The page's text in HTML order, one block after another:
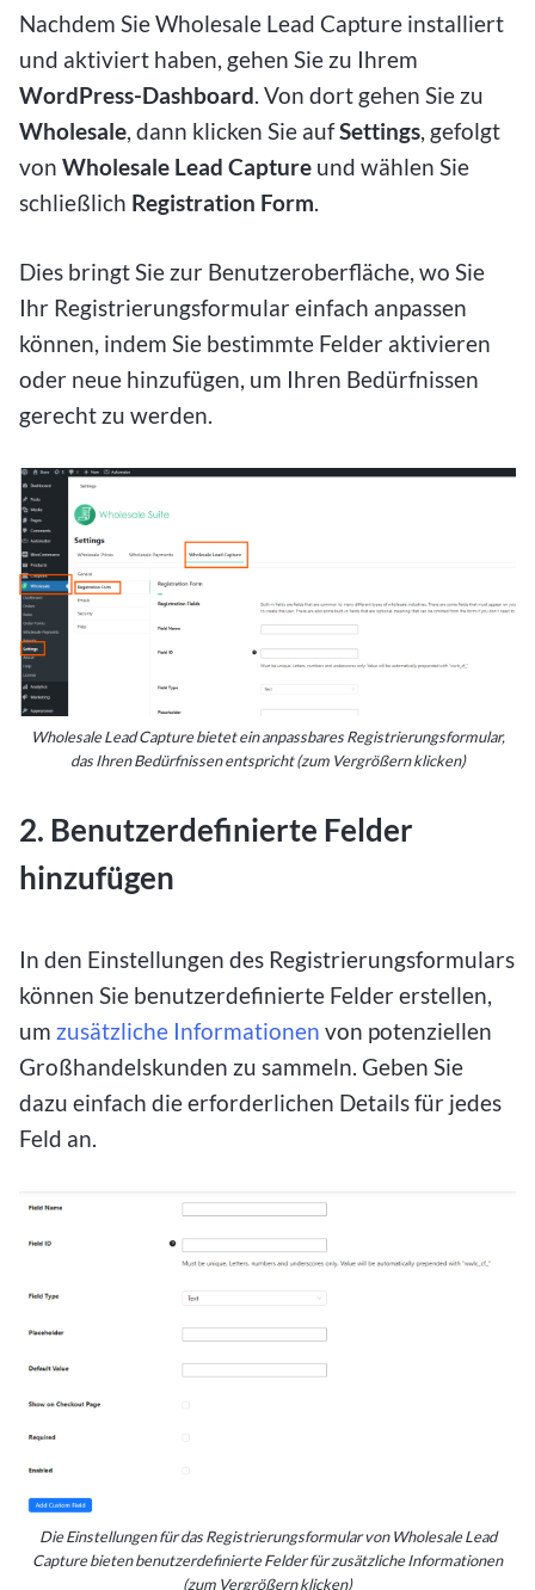
Nachdem Sie Wholesale Lead Capture installiert
und aktiviert haben, gehen Sie zu Ihrem
WordPress-Dashboard. Von dort gehen Sie zu
Wholesale, dann klicken Sie aufSettings, gefolgt
von Wholesale Lead Capture und wählen Sie
schließlich Registration Form.
Dies bringt Sie zur Benutzeroberfläche, wo Sie
Ihr Registrierungsformular einfach anpassen
können, indem Sie bestimmte Felder aktivieren
oder neue hinzufügen, um Ihren Bedürfnissen
gerecht zu werden.
Wholesale Lead Capture bietet ein anpassbares Registrierungsformular,
das Ihren Bedürfnissen entspricht (zum Vergrößern klicken)
2. Benutzerdefinierte Felder
hinzufügen
In den Einstellungen des Registrierungsformulars
können Sie benutzerdefinierte Felder erstellen,
um zusätzliche Informationen von potenziellen
Großhandelskunden zu sammeln. Geben Sie
dazu einfach die erforderlichen Details für jedes
Feld an.
Die Einstellungen für das Registrierungsformular von Wholesale Lead
Capture bieten benutzerdefinierte Felder für zusätzliche Informationen
(zum Vergrößern klicken)